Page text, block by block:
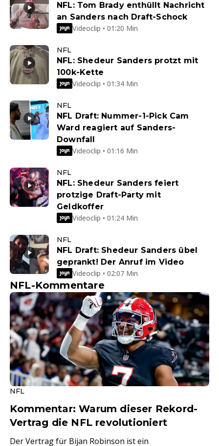
NFL: Tom Brady enthüllt Nachricht
an Sanders nach Draft-Schock
Videoclip • 01:20 Min
NFL
NFL: Shedeur Sanders protzt mit
100k-Kette
Videoclip • 01:34 Min
NFL
NFL Draft: Nummer-1-Pick Cam
Ward reagiert auf Sanders-
Downfall
Videoclip • 01:16 Min
NFL
NFL: Shedeur Sanders feiert
protzige Draft-Party mit
Geldkoffer
Videoclip • 01:24 Min
NFL
NFL Draft: Shedeur Sanders übel
geprankt! Der Anruf im Video
Videoclip • 02:07 Min
NFL-Kommentare
NFL
Kommentar: Warum dieser Rekord-
Vertrag die NFL revolutioniert
Der Vertrag für Bijan Robinson ist ein